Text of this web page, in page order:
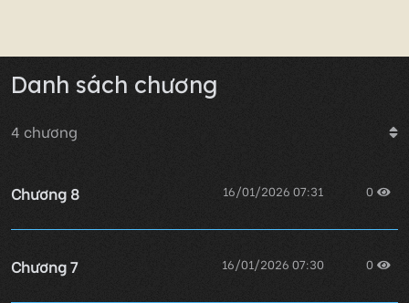
Danh sách chương
4 chương
Chương 8 16/01/2026 07:31 0
Chương 7 16/01/2026 07:30 0